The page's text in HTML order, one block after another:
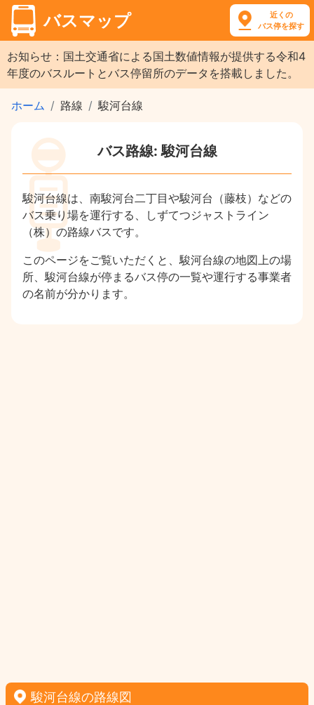
バスマップ
近くの
バス停を探す
お知らせ：国土交通省による国土数値情報が提供する令和4
年度のバスルートとバス停留所のデータを搭載しました。
ホーム 路線 駿河台線
バス路線: 駿河台線
駿河台線は、南駿河台二丁目や駿河台（藤枝）などの
バス乗り場を運行する、しずてつジャストライン
（株）の路線バスです。
このページをご覧いただくと、駿河台線の地図上の場
所、駿河台線が停まるバス停の一覧や運行する事業者
の名前が分かります。
駿河台線の路線図